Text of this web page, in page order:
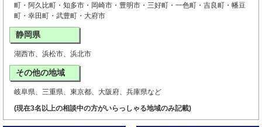
町・阿久比町・知多市・岡崎市・豊明市・三好町・一色町・吉良町・幡豆
町・幸田町・武豊町・大府市
静岡県
湖西市、浜松市、浜北市
その他の地域
岐阜県、三重県、東京都、大阪府、兵庫県など
(現在3名以上の相談中の方がいらっしゃる地域のみ記載)